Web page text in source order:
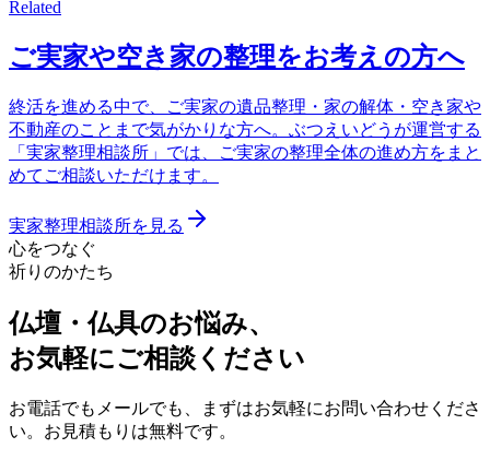
Related
ご実家や空き家の整理をお考えの方へ
終活を進める中で、ご実家の遺品整理・家の解体・空き家や
不動産のことまで気がかりな方へ。ぶつえいどうが運営する
「実家整理相談所」では、ご実家の整理全体の進め方をまと
めてご相談いただけます。
実家整理相談所を見る
心をつなぐ
祈りのかたち
仏壇・仏具のお悩み、
お気軽にご相談ください
お電話でもメールでも、まずはお気軽にお問い合わせくださ
い。お見積もりは無料です。